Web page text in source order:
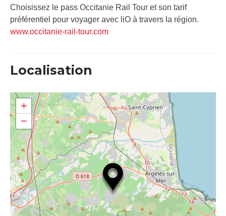
Choisissez le pass Occitanie Rail Tour et son tarif
préférentiel pour voyager avec liO à travers la région.
www.occitanie-rail-tour.com
Localisation
+
−